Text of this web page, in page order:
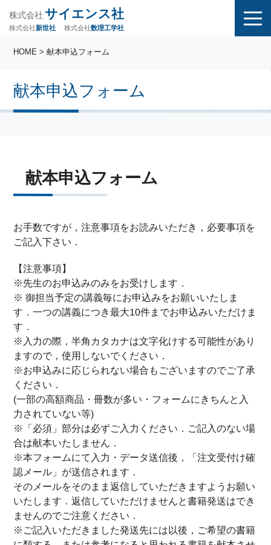
株式会社 サイエンス社
株式会社新世社 株式会社数理工学社
献本申込フォーム
HOME > 献本申込フォーム
献本申込フォーム
お手数ですが，注意事項をお読みいただき，必要事項を
ご記入下さい．
【注意事項】
※先生のお申込みのみをお受けします．
※ 御担当予定の講義毎にお申込みをお願いいたしま
す．一つの講義につき最大10件までお申込みいただけま
す．
※入力の際，半角カタカナは文字化けする可能性があり
ますので，使用しないでください．
※お申込みに応じられない場合もございますのでご了承
ください．
(一部の高額商品・冊数が多い・フォームにきちんと入
力されていない等)
※「必須」部分は必ずご入力ください．ご記入のない場
合は献本いたしません．
※本フォームにて入力・データ送信後，「注文受付け確
認メール」が送信されます．
そのメールをそのまま返信していただきますようお願い
いたします．返信していただけませんと書籍発送はでき
ませんのでご注意ください．
※ご記入いただきました発送先には以後，ご希望の書籍